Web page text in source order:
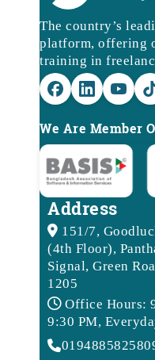
The country’s
platform, offering
training in
We Are Member
Address
151/7,
(4th Floor),
Signal, Green
1205
Office Hours:
9:30 PM,
01948858258